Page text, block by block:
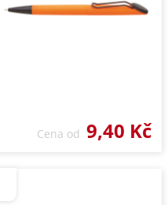
Cena od 9,40 Kč